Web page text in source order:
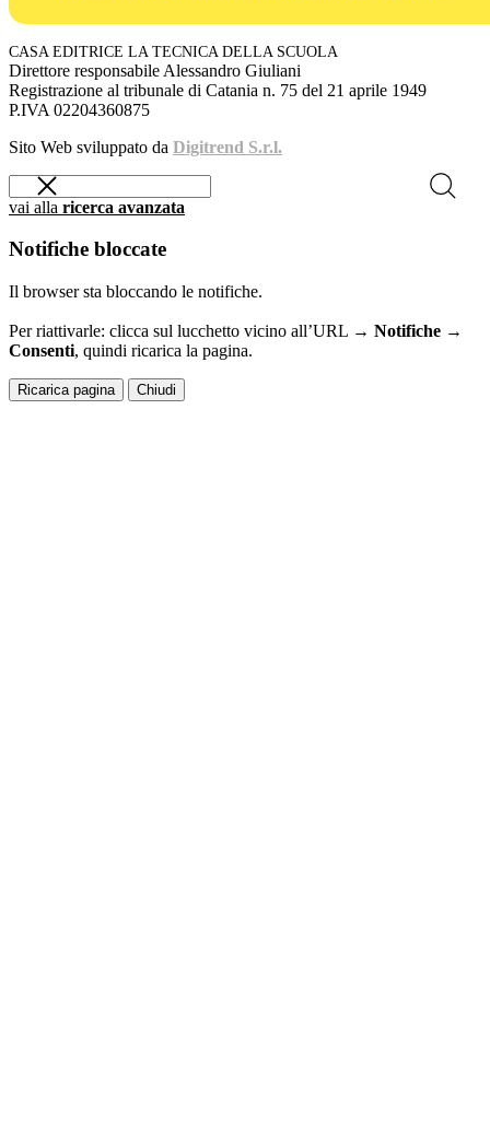
CASA EDITRICE LA TECNICA DELLA SCUOLA
Direttore responsabile Alessandro Giuliani
Registrazione al tribunale di Catania n. 75 del 21 aprile 1949
P.IVA 02204360875
Sito Web sviluppato da Digitrend S.r.l.
vai alla ricerca avanzata
Notifiche bloccate
Il browser sta bloccando le notifiche.
Per riattivarle: clicca sul lucchetto vicino all’URL → Notifiche →
Consenti, quindi ricarica la pagina.
Ricarica pagina Chiudi